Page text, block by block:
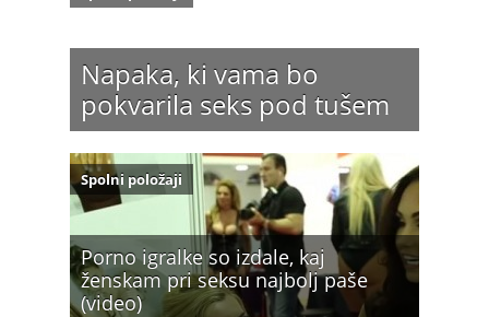
Napaka, ki vama bo
pokvarila seks pod tušem
Porno igralke so izdale, kaj
ženskam pri seksu najbolj paše
(video)
Spolni položaji